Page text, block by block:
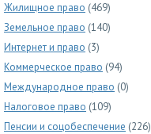
Жилищное право (469)
Земельное право (140)
Интернет и право (3)
Коммерческое право (94)
Международное право (0)
Налоговое право (109)
Пенсии и соцобеспечение (226)